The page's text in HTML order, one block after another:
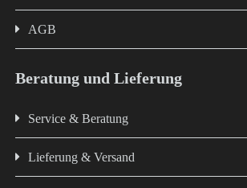
AGB
Beratung und Lieferung
Service & Beratung
Lieferung & Versand